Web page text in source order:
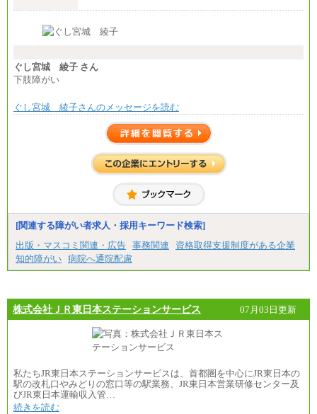
月給370,000円～
ます。
の各種手当を含む金額です）
ぐし宮城 綾子 さん
下肢障がい
ぐし宮城 綾子さんのメッセージを読む
[関連する障がい者求人・採用キーワード検索]
出版・マスコミ関連・広告 事務関連
資格取得支援制度がある企業
知的障がい 病院へ通院配慮
株式会社ＪＲ東日本ステーションサービス 07月03日更新
私たちJR東日本ステーションサービスは、首都圏を中心にJR東日本の
駅の改札口やみどりの窓口等の駅業務、JR東日本営業研修センター及
びJR東日本運輸収入管…
続きを読む